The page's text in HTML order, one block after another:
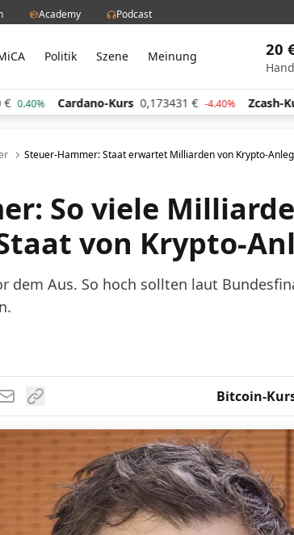
Academy Podcast
Politik Szene Meinung 20
Cardano-Kurs 0,173431 € -4.40% Zcash-Kurs
Steuer-Hammer: Staat erwartet Milliarden von Krypto-
So viele
von Krypto-
dem Aus. So hoch sollten laut
Bitcoin-